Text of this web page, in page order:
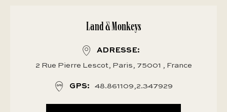
Land & Monkeys
ADRESSE
2 Rue Pierre Lescot, Paris, 75001 , France
GPS 48.861109,2.347929